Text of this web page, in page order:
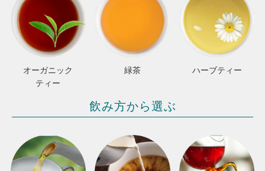
オーガニック
ティー
緑茶 ハーブティー
飲み方から選ぶ